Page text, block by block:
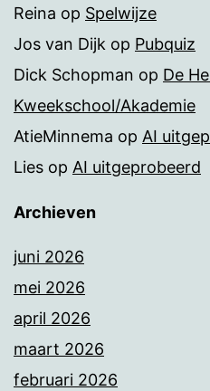
Reina op Spelwijze
Jos van Dijk op Pubquiz
Dick Schopman op De
Kweekschool/Akademie
AtieMinnema op AI
Lies op AI uitgeprobeerd
Archieven
juni 2026
mei 2026
april 2026
maart 2026
februari 2026